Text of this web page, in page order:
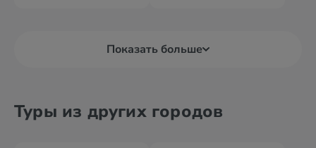
Показать больше
Туры из других городов